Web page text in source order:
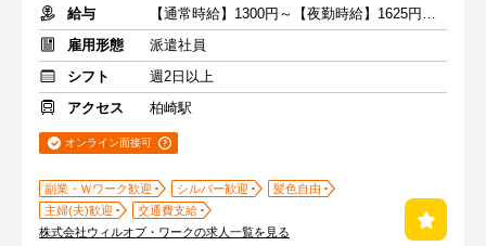
給与
【通常時給】1300円～【夜勤時給】1625円～ ＋交通費
雇用形態
派遣社員
シフト
週2日以上
アクセス
柏崎駅
オンライン面接可
副業・Ｗワーク歓迎 シルバー歓迎
髪色自由
主婦(夫)歓迎
交通費支給
株式会社ウィルオブ・ワークの求人一覧を見る